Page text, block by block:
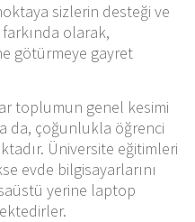
sizlerin desteği ve
farkında olarak,
götürmeye gayret
toplumun genel kesimi
da, çoğunlukla öğrenci
Üniversite eğitimleri
evde bilgisayarlarını
yerine laptop